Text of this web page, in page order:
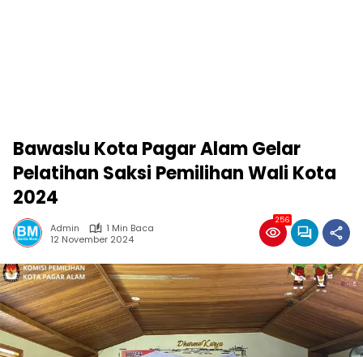
Bawaslu Kota Pagar Alam Gelar
Pelatihan Saksi Pemilihan Wali Kota
2024
Admin
1 Min Baca
12 November 2024
256